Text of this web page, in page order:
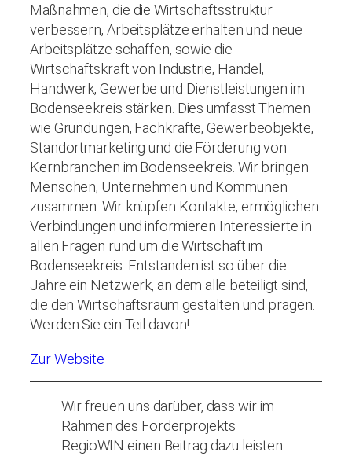
Maßnahmen, die die Wirtschaftsstruktur
verbessern, Arbeitsplätze erhalten und neue
Arbeitsplätze schaffen, sowie die
Wirtschaftskraft von Industrie, Handel,
Handwerk, Gewerbe und Dienstleistungen im
Bodenseekreis stärken. Dies umfasst Themen
wie Gründungen, Fachkräfte, Gewerbeobjekte,
Standortmarketing und die Förderung von
Kernbranchen im Bodenseekreis. Wir bringen
Menschen, Unternehmen und Kommunen
zusammen. Wir knüpfen Kontakte, ermöglichen
Verbindungen und informieren Interessierte in
allen Fragen rund um die Wirtschaft im
Bodenseekreis. Entstanden ist so über die
Jahre ein Netzwerk, an dem alle beteiligt sind,
die den Wirtschaftsraum gestalten und prägen.
Werden Sie ein Teil davon!
Zur Website
Wir freuen uns darüber, dass wir im
Rahmen des Förderprojekts
RegioWIN einen Beitrag dazu leisten